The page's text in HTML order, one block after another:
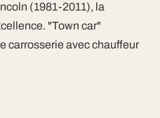
(1981-2011), la
"Town car"
carrosserie avec chauffeur